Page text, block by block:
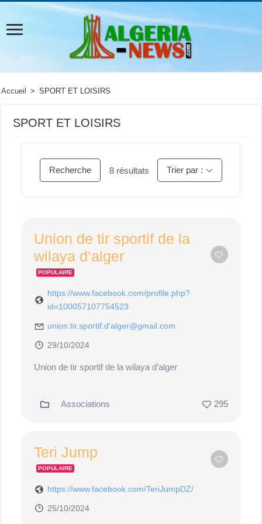
Accueil > SPORT ET LOISIRS
SPORT ET LOISIRS
Recherche 8 résultats Trier par :
Union de tir sportif de la
wilaya d’alger
POPULAIRE
https://www.facebook.com/profile.php?
id=100057107754523
union.tir.sportif.d'alger@gmail.com
29/10/2024
Union de tir sportif de la wilaya d’alger
Associations 295
Teri Jump
POPULAIRE
https://www.facebook.com/TeriJumpDZ/
25/10/2024